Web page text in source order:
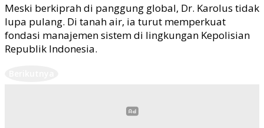
Meski berkiprah di panggung global, Dr. Karolus tidak
lupa pulang. Di tanah air, ia turut memperkuat
fondasi manajemen sistem di lingkungan Kepolisian
Republik Indonesia.